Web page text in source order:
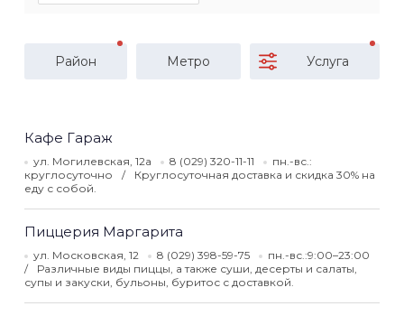
Район Метро Услуга
Кафе Гараж
ул. Могилевская, 12а 8 (029) 320-11-11
пн.-вс.:
круглосуточно
Круглосуточная доставка и скидка 30% на
еду с собой.
Пиццерия Маргарита
ул. Московская, 12 8 (029) 398-59-75
пн.-вс.:9:00–23:00
Различные виды пиццы, а также суши, десерты и салаты,
супы и закуски, бульоны, буритос с доставкой.